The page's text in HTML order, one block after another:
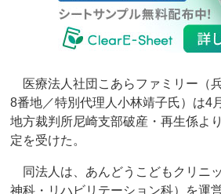
医療法人社団こあらファミリー（
8番地／特別代理人小林靖子氏）は4
地方裁判所尼崎支部破産・再生係よ
定を受けた。
同法人は、あんどうこどもクリニ
神科・リハビリテーション科）を運